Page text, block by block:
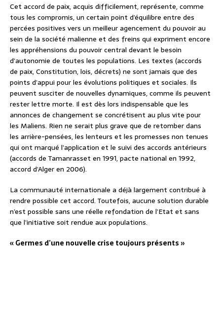
Cet accord de paix, acquis difficilement, représente, comme
tous les compromis, un certain point d’équilibre entre des
percées positives vers un meilleur agencement du pouvoir au
sein de la société malienne et des freins qui expriment encore
les appréhensions du pouvoir central devant le besoin
d’autonomie de toutes les populations. Les textes (accords
de paix, Constitution, lois, décrets) ne sont jamais que des
points d’appui pour les évolutions politiques et sociales. Ils
peuvent susciter de nouvelles dynamiques, comme ils peuvent
rester lettre morte. Il est dès lors indispensable que les
annonces de changement se concrétisent au plus vite pour
les Maliens. Rien ne serait plus grave que de retomber dans
les arrière-pensées, les lenteurs et les promesses non tenues
qui ont marqué l’application et le suivi des accords antérieurs
(accords de Tamanrasset en 1991, pacte national en 1992,
accord d’Alger en 2006).
La communauté internationale a déjà largement contribué à
rendre possible cet accord. Toutefois, aucune solution durable
n’est possible sans une réelle refondation de l’Etat et sans
que l’initiative soit rendue aux populations.
« Germes d’une nouvelle crise toujours présents »